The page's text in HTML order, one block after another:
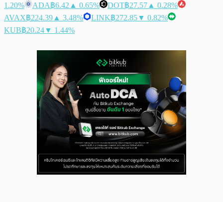
1.20%
ADA฿6.42 ▲ 0.65% DOT฿27.57 ▲ 0.28%
AVAX฿224.39 ▲ 3.48% LINK฿272.85▼ 0.82%
KUB฿20.24▼ 1.44%